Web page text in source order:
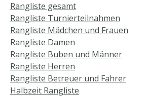
Rangliste gesamt
Rangliste Turnierteilnahmen
Rangliste Mädchen und Frauen
Rangliste Damen
Rangliste Buben und Männer
Rangliste Herren
Rangliste Betreuer und Fahrer
Halbzeit Rangliste